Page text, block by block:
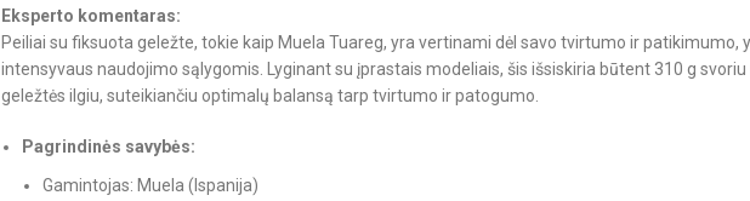
Eksperto komentaras:
Peiliai su fiksuota geležte, tokie kaip Muela Tuareg, yra vertinami dėl savo tvirtumo ir patikimumo,
intensyvaus naudojimo sąlygomis. Lyginant su įprastais modeliais, šis išsiskiria būtent 310 g
geležtės ilgiu, suteikiančiu optimalų balansą tarp tvirtumo ir patogumo.
Pagrindinės savybės:
Gamintojas: Muela (Ispanija)